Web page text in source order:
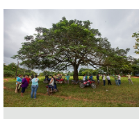
FAQ